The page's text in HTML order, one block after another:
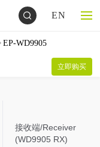
EN
EP-WD9905
立即购买
接收端/Receiver
(WD9905 RX)